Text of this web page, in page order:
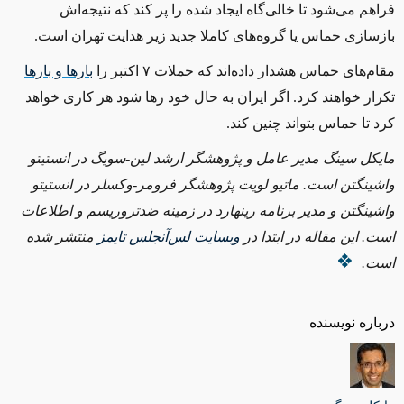
درباره نویسنده
فراهم میشود تا خالی‌گاه ایجاد شده را پر کند که نتیجه اش
بازسازی حماس یا گروههای کاملا جدید زیر هدایت تهران است.
مقامهای حماس هشدار داده اند که حملات ۷ اکتبر را
بارها و بارها
تکرار خواهند کرد. اگر ایران به حال خود رها شود هر کاری خواهد
کرد تا حماس بتواند چنین کند.
مایکل سینگ مدیر عامل و پژوهشگر ارشد لین-سویگ در انستیتو
واشینگتن است. ماتیو لویت پژوهشگر فرومر -وکسلر در انستیتو
واشینگتن و مدیر برنامه رینهارد در زمینه ضدتروریسم واطلاعات
است.این مقاله در ابتدا در وبسایت لسآنجلس‌تایمز منتشر شده
است.